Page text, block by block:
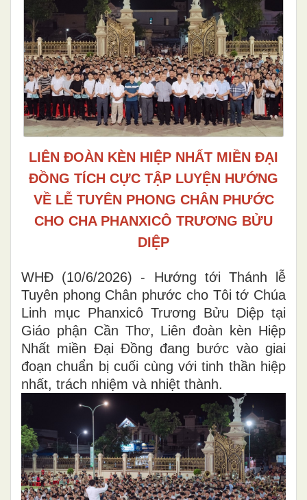
LIÊN ĐOÀN KÈN HIỆP NHẤT MIỀN ĐẠI
ĐỒNG TÍCH CỰC TẬP LUYỆN HƯỚNG
VỀ LỄ TUYÊN PHONG CHÂN PHƯỚC
CHO CHA PHANXICÔ TRƯƠNG BỬU
DIỆP
WHĐ (10/6/2026) - Hướng tới Thánh lễ
Tuyên phong Chân phước cho Tôi tớ Chúa
Linh mục Phanxicô Trương Bửu Diệp tại
Giáo phận Cần Thơ, Liên đoàn kèn Hiệp
Nhất miền Đại Đồng đang bước vào giai
đoạn chuẩn bị cuối cùng với tinh thần hiệp
nhất, trách nhiệm và nhiệt thành.